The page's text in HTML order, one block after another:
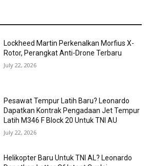
Lockheed Martin Perkenalkan Morfius X-
Rotor, Perangkat Anti-Drone Terbaru
July 22, 2026
Pesawat Tempur Latih Baru? Leonardo
Dapatkan Kontrak Pengadaan Jet Tempur
Latih M346 F Block 20 Untuk TNI AU
July 22, 2026
Helikopter Baru Untuk TNI AL? Leonardo